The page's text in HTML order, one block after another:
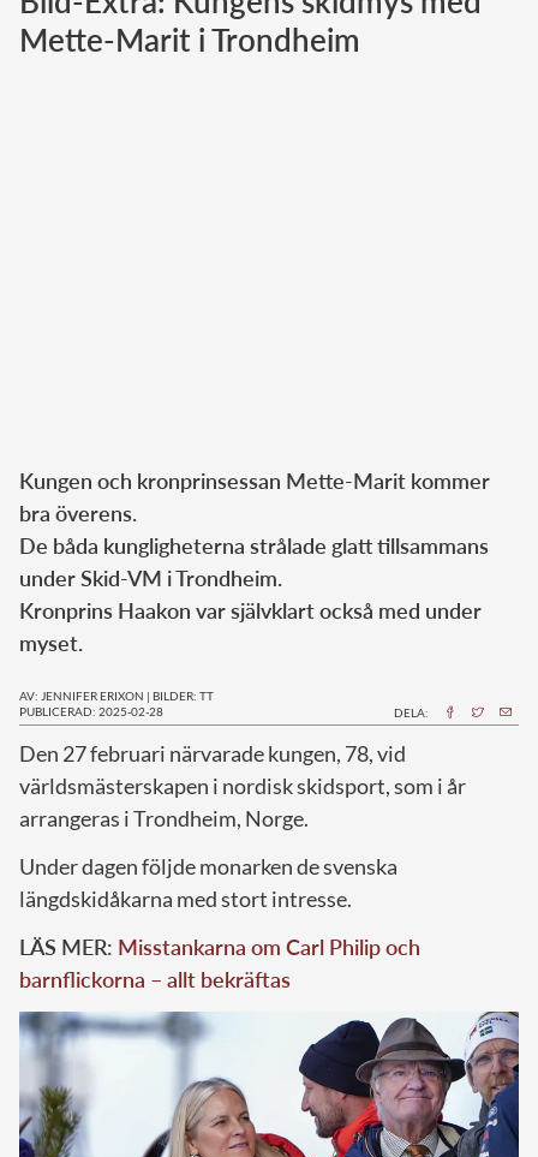
Norska kungahuset
Mette-Marit i Trondheim
Kungen och kronprinsessan Mette-Marit kommer
bra överens.
De båda kungligheterna strålade glatt tillsammans
under Skid-VM i Trondheim.
Kronprins Haakon var självklart också med under
myset.
AV: JENNIFER ERIXON | BILDER: TT
PUBLICERAD: 2025-02-28
DELA:
Den 27 februari närvarade kungen, 78, vid
världsmästerskapen i nordisk skidsport, som i år
arrangeras i Trondheim, Norge.
Under dagen följde monarken de svenska
längdskidåkarna med stort intresse.
LÄS MER: Misstankarna om Carl Philip och
barnflickorna – allt bekräftas